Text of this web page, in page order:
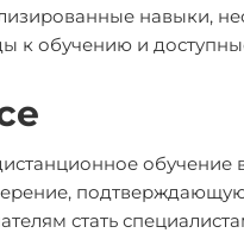
навыки,
к обучению и
обучение
стать